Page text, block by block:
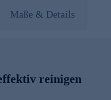
Maße & Details
reinigen